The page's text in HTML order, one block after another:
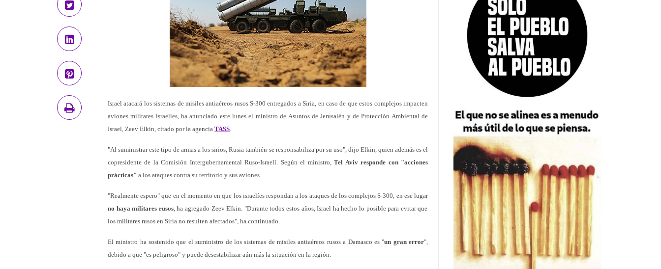
Israel atacará los sistemas de misiles antiaéreos rusos S-300 entregados a Siria, en caso de que estos complejos impacten
aviones militares israelíes, ha anunciado este lunes el ministro de Asuntos de Jerusalén y de Protección Ambiental de
Israel, Zeev Elkin, citado por la agencia TASS.
"Al suministrar este tipo de armas a los sirios, Rusia también se responsabiliza por su uso", dijo Elkin, quien además es el
copresidente de la Comisión Intergubernamental Ruso-Israelí. Según el ministro,Tel Aviv responde con "acciones
prácticas" a los ataques contra su territorio y sus aviones.
"Realmente espero" que en el momento en que los israelíes respondan a los ataques de los complejos S-300, en ese lugar
no haya militares rusos, ha agregado Zeev Elkin. "Durante todos estos años, Israel ha hecho lo posible para evitar que
los militares rusos en Siria no resulten afectados", ha continuado.
El ministro ha sostenido que el suministro de los sistemas de misiles antiaéreos rusos a Damasco es "un gran error",
debido a que "es peligroso" y puede desestabilizar aún más la situación en la región.